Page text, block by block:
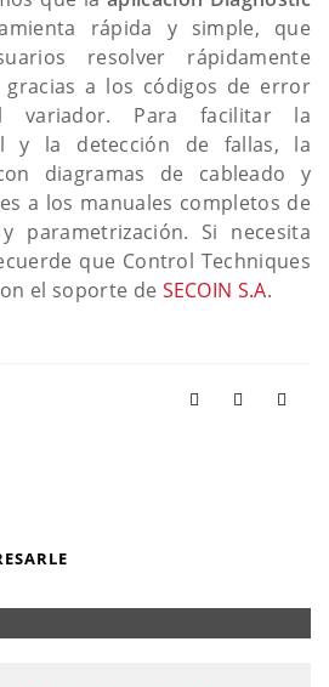
rápida y simple, que
resolver rápidamente
gracias a los códigos de error
variador. Para facilitar la
y la detección de fallas, la
diagramas de cableado y
a los manuales completos de
parametrización. Si necesita
que Control Techniques
el soporte de SECOIN S.A.